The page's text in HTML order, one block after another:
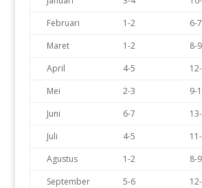
Februari
1-2 6-7
Maret
1-2 8-9
April
4-5
Mei
2-3 9-
Juni
6-7
Juli
4-5
Agustus
1-2 8-9
September
5-6